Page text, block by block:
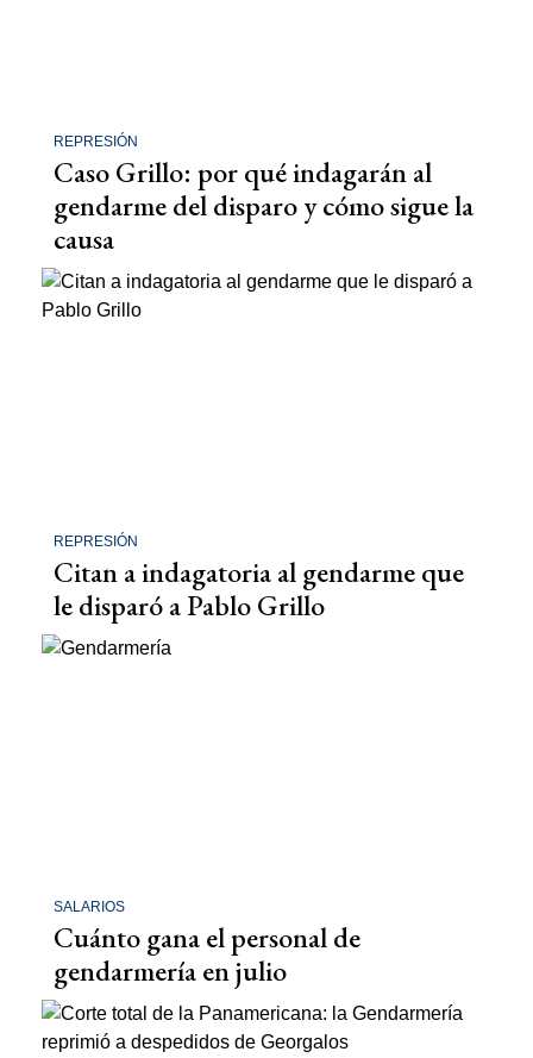
REPRESIÓN
Caso Grillo: por qué indagarán al
gendarme del disparo y cómo sigue la
causa
REPRESIÓN
Citan a indagatoria al gendarme que
le disparó a Pablo Grillo
SALARIOS
Cuánto gana el personal de
gendarmería en julio